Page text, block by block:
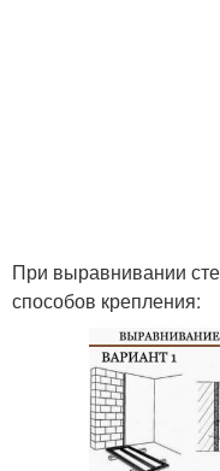
При выравнивании
способов крепления: